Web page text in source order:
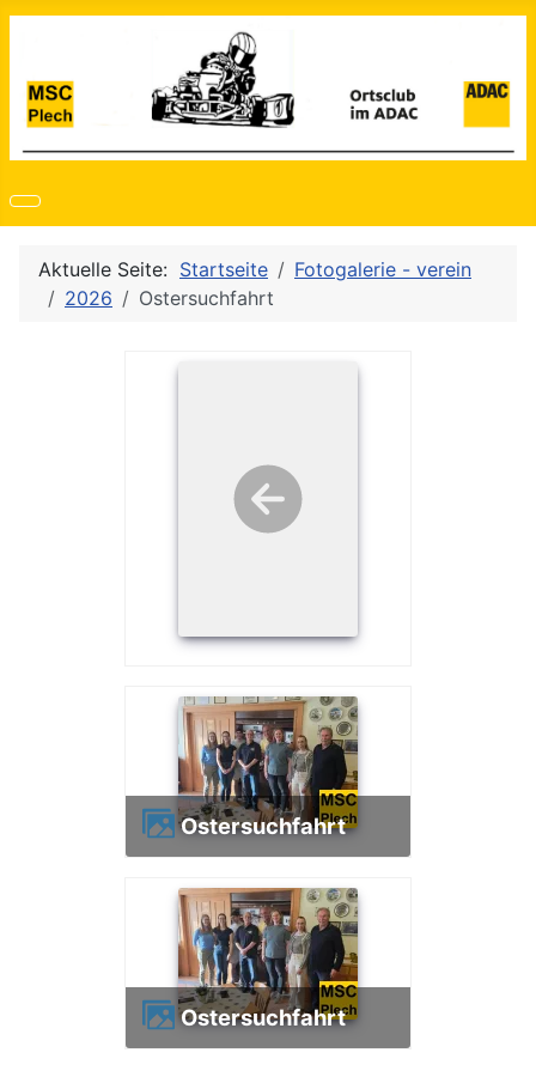
Aktuelle Seite: Startseite
Fotogalerie - verein
2026
Ostersuchfahrt
Ostersuchfahrt
Ostersuchfahrt